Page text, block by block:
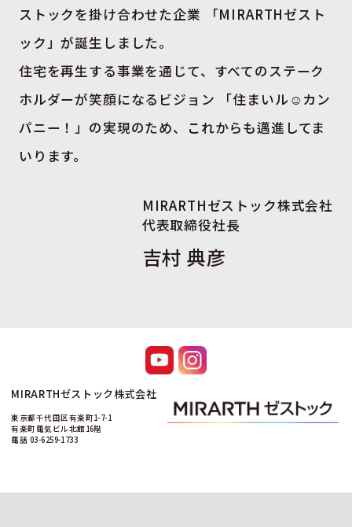
ストックを掛け合わせた企業
「MIRARTHゼスト
ック」が誕生しました。
住宅を再生する事業を通じて、すべてのステーク
ホルダーが笑顔になるビジョン
「住まいル☺カン
パニー！」の実現のため、これからも邁進してま
いります。
MIRARTHゼストック株式会社
代表取締役社長
吉村 典彦
MIRARTHゼストック株式会社
東京都千代田区有楽町1-7-1
有楽町電気ビル北館16階
電話 03-6259-1733